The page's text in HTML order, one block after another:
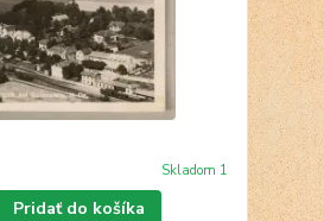
Skladom 1
Pridať do košíka